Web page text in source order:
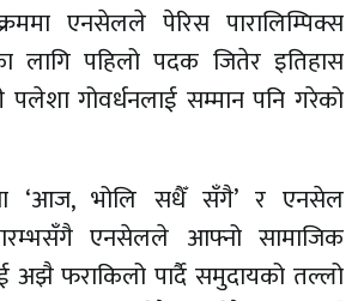
एनसेलले पेरिस पारालिम्पिक्स
लागि पहिलो पदक जितेर इतिहास
पलेशा गोवर्धनलाई सम्मान पनि गरेको
‘आज, भोलि सधैँ सँगै’ र एनसेल
एनसेलले आफ्नो सामाजिक
अझै फराकिलो पार्दै समुदायको तल्लो